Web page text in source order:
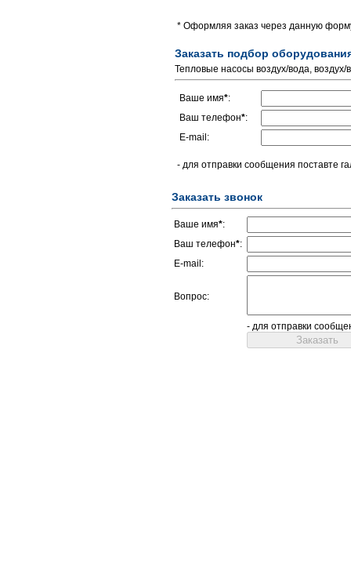
* Оформляя заказ через данную
Заказать подбор
Тепловые насосы воздух/вода,
Ваше имя*:
Ваш телефон*:
E-mail:
- для отправки сообщения поставте
Заказать звонок
Ваше имя*:
Ваш телефон*:
E-mail:
Вопрос:
- для отправки